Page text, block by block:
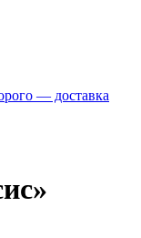
— доставка